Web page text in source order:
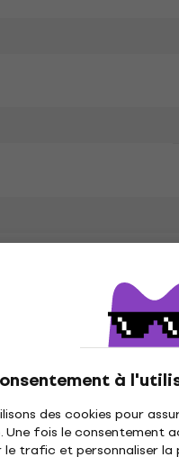
à
des cookies pour
Une fois le consentement
le trafic et personnaliser